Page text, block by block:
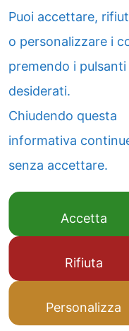
Puoi accettare,
o personalizzare i
premendo i pulsanti
desiderati.
Chiudendo questa
informativa
senza accettare.
Accetta
Rifiuta
Personalizza